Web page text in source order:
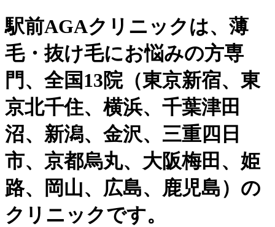
駅前AGAクリニックは、薄
毛・抜け毛にお悩みの方専
門、全国13院（東京新宿、東
京北千住、横浜、千葉津田
沼、新潟、金沢、三重四日
市、京都烏丸、大阪梅田、姫
路、岡山、広島、鹿児島）の
クリニックです。